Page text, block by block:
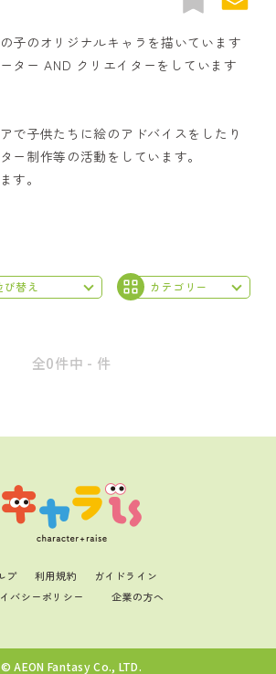
子のオリジナルキャラを描いています
ター AND クリエイターをしています
で子供たちに絵のアドバイスをしたり
ー制作等の活動をしています。
す。
全0件中 - 件
プ 利用規約
ガイドライン
バシーポリシー
企業の方へ
© AEON Fantasy Co., LTD.